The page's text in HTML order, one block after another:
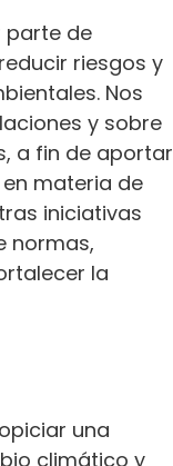
parte de
riesgos y
Nos
y sobre
a fin de aportar
materia de
iniciativas
normas,
la
una
climático y